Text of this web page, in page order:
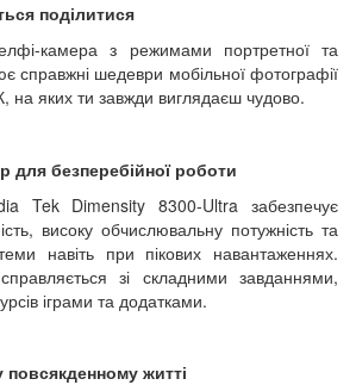
поділитися
камера з режимами портретної та
справжні шедеври мобільної фотографії
на яких ти завжди виглядаєш чудово.
для безперебійної роботи
Tek Dimensity 8300-Ultra забезпечує
високу обчислювальну потужність та
навіть при пікових навантаженнях.
зі складними завданнями,
іграми та додатками.
повсякденному житті